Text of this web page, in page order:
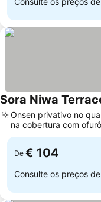
Sora Niwa
Onsen privativo no
na cobertura com
De € 104
Consulte os preços de